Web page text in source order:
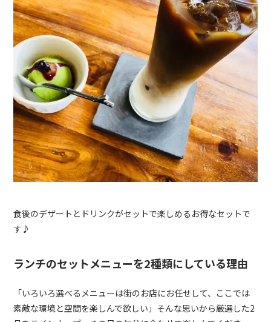
食後のデザートとドリンクがセットで楽しめるお得なセットで
す♪
ランチのセットメニューを2種類にしている理由
「いろいろ選べるメニューは街のお店にお任せして、ここでは
素敵な環境と空間を楽しんで欲しい」そんな思いから厳選した2